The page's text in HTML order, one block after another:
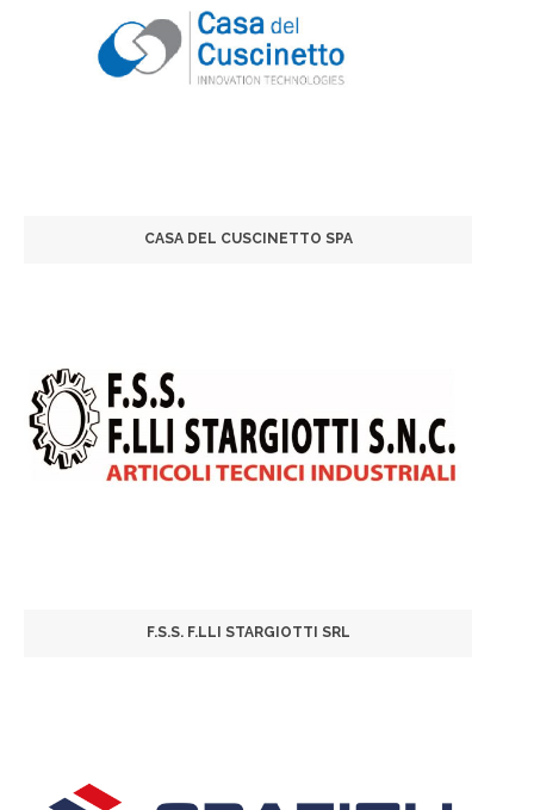
CASA DEL CUSCINETTO SPA
F.S.S. F.LLI STARGIOTTI SRL